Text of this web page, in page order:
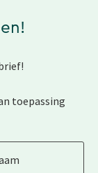
toepassing